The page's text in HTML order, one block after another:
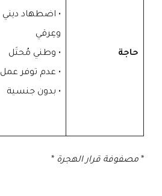
حاجة
• اضطهاد ديني
وعِرقي
• وطني مُحتَل
• عدم توفر عمل
• بدون جنسية
* مصفوفة قرار الهجرة *